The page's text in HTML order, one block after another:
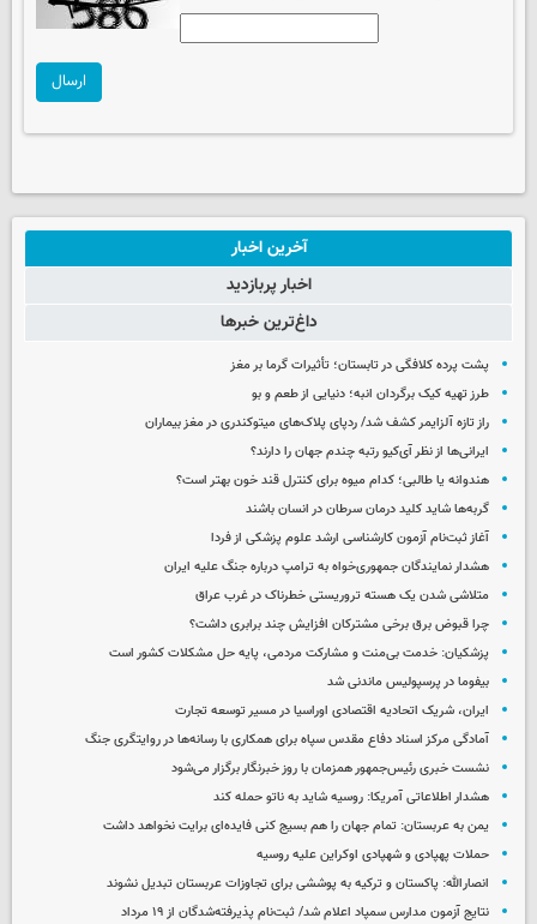
ارسال
آخرین اخبار
اخبار پربازدید
داغ‌ترین خبرها
پشت پرده کلافگی در تابستان؛ تأثیرات گرما بر مغز
طرز تهیه کیک برگردان انبه؛ دنیایی از طعم و بو
راز تازه آلزایمر کشف شد/ ردپای پلاک‌های میتوکندری در مغز بیماران
ایرانی‌ها از نظر آی‌کیو رتبه چندم جهان را دارند؟
هندوانه یا طالبی؛ کدام‌ میوه برای کنترل قند خون بهتر است؟
گربه‌ها شاید کلید درمان سرطان در انسان باشند
آغاز ثبت‌نام‌ آزمون کارشناسی ارشد علوم پزشکی از فردا
هشدار نمایندگان جمهوری‌خواه به ترامپ درباره جنگ علیه ایران
متلاشی شدن یک هسته تروریستی خطرناک در غرب عراق
چرا قبوض برق برخی مشترکان افزایش چند برابری داشت؟
پزشکیان: خدمت بی‌منت و مشارکت مردمی، پایه حل مشکلات کشور است
بیفوما در پرسپولیس ماندنی شد
ایران، شریک اتحادیه اقتصادی اوراسیا در مسیر توسعه تجارت
آمادگی مرکز اسناد دفاع مقدس سپاه برای همکاری با رسانه‌ها در روایتگری جنگ
نشست خبری رئیس‌جمهور همزمان با روز خبرنگار برگزار می‌شود
هشدار اطلاعاتی آمریکا: روسیه شاید به ناتو حمله کند
یمن به عربستان: تمام جهان را هم بسیج کنی فایده‌ای برایت نخواهد داشت
حملات پهپادی و شهپادی اوکراین علیه روسیه
انصارالله: پاکستان و ترکیه به پوششی برای تجاوزات عربستان تبدیل نشوند
نتایج آزمون مدارس سمپاد اعلام شد/ ثبت‌نام پذیرفته‌شدگان از ۱۹ مرداد